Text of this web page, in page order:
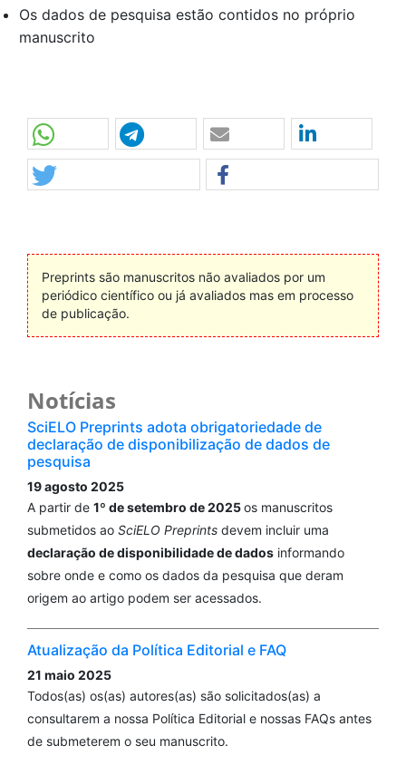
Os dados de pesquisa estão contidos no próprio
manuscrito
Preprints são manuscritos não avaliados por um
periódico científico ou já avaliados mas em processo
de publicação.
Notícias
SciELO Preprints adota obrigatoriedade de
declaração de disponibilização de dados de
pesquisa
19 agosto 2025
A partir de 1º de setembro de 2025os manuscritos
submetidos ao SciELO Preprints devem incluir uma
declaração de disponibilidade de dados informando
sobre onde e como os dados da pesquisa que deram
origem ao artigo podem ser acessados.
Atualização da Política Editorial e FAQ
21 maio 2025
Todos(as) os(as) autores(as) são solicitados(as) a
consultarem a nossa Política Editorial e nossas FAQs antes
de submeterem o seu manuscrito.